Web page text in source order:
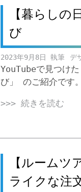
【暮らし
び
2023年9月8日 デ
YouTubeで見つけ
び」 のご紹介です
>>> 続きを読む
【ルーム
ライクな注